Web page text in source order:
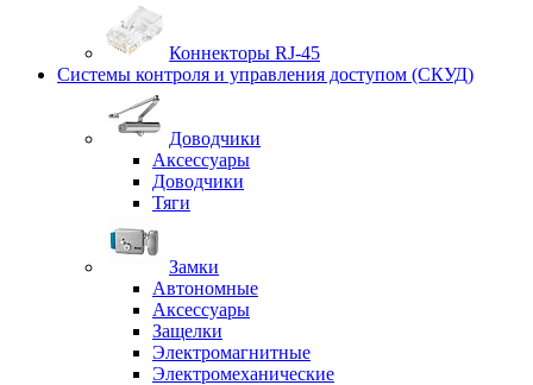
Коннекторы RJ-45
Системы контроля и управления доступом (СКУД)
Доводчики
Аксессуары
Доводчики
Тяги
Замки
Автономные
Аксессуары
Защелки
Электромагнитные
Электромеханические